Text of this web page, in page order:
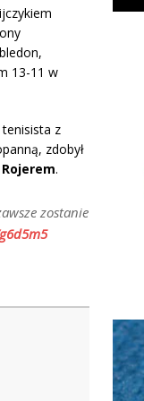
13-11 w
z
zdobył
.
zostanie